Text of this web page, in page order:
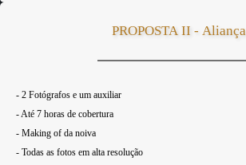
PROPOSTA II - Aliança
- 2 Fotógrafos e um auxiliar
- Até 7 horas de cobertura
- Making of da noiva
- Todas as fotos em alta resolução